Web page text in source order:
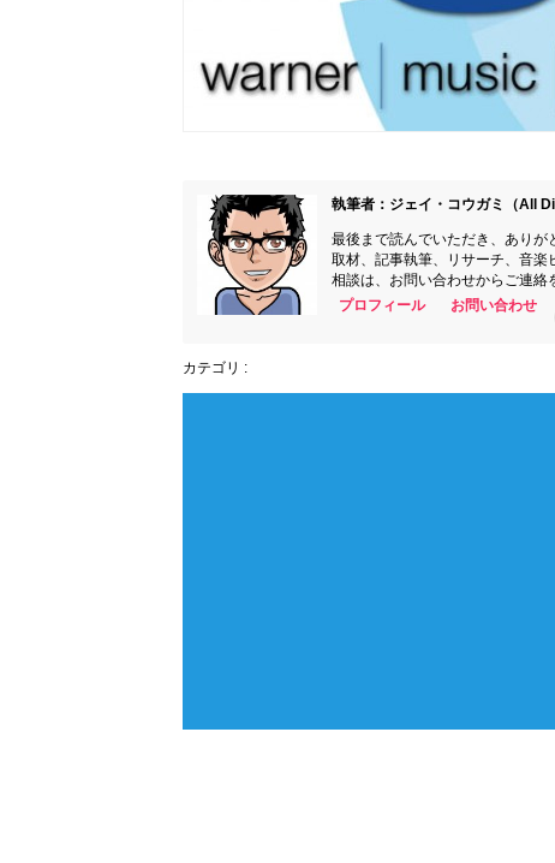
執筆者：ジェイ・コウガミ（All
最後まで読んでいただき、ありが
取材、記事執筆、リサーチ、音
相談は、お問い合わせからご連絡
プロフィール
お問い合わせ
カテゴリ :